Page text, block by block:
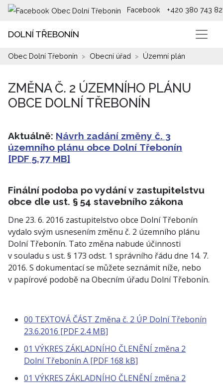
Facebook +420 380 743
DOLNÍ TŘEBONÍN
Obec Dolní Třebonín Obecní úřad Územní plán
ZMĚNA Č. 2 ÚZEMNÍHO PLÁNU
OBCE DOLNÍ TŘEBONÍN
Aktuálně: Návrh zadání změny č. 3
územního plánu obce Dolní Třebonín
[PDF 5.77 MB]
Finální podoba po vydání v zastupitelstvu
obce dle ust. § 54 stavebního zákona
Dne 23. 6. 2016 zastupitelstvo obce Dolní Třebonín
vydalo svým usnesením změnu č. 2 územního plánu
Dolní Třebonín. Tato změna nabude účinnosti
v souladu s ust. § 173 odst. 1 správního řádu dne 14. 7.
2016. S dokumentací se můžete seznámit níže, nebo
v papírové podobě na Obecním úřadu Dolní Třebonín.
00 TEXTOVÁ ČÁST Změna č. 2 ÚP Dolní Třebonín
23.6.2016 [PDF 2.4 MB]
01 VÝKRES ZÁKLADNÍHO ČLENĚNÍ změna 2
Dolní Třebonín A [PDF 168 kB]
01 VÝKRES ZÁKLADNÍHO ČLENĚNÍ změna 2